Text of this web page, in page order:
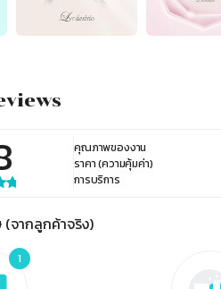
คุณภาพของงาน
ราคา (ความคุ้มค่า)
การบริการ
(จากลูกค้าจริง)
1